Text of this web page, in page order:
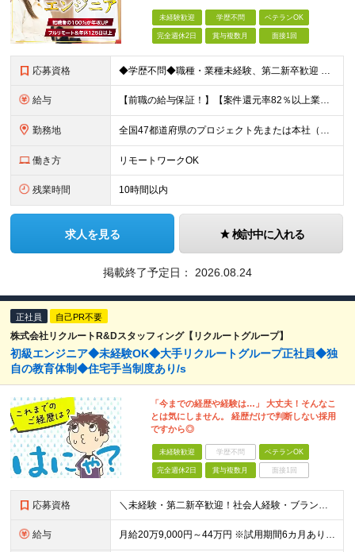
未経験歓迎 学歴不問 ベテランOK
完全週休2日 賞与複数月 面接1回
応募資格 ◆学歴不問◆職種・業種未経験、第二新卒歓迎 【具体的には】 1ヶ月でも実務経験があれば尚◎ ※豊富な経験者は特に給与面で大きな優遇有 ＜経験浅めの方でも歓迎＞ ★以下「◎」いずれかに該当される
給与 【前職の給与保証！】【案件還元率82％以上業界最高水準！】【転職者の100%が収入UPを実現！】 ＼スキルに見合った収入を望む方は、ぜひ！／ 【経験1年未満の方】 月給23万円～35万円 ※月給には
勤務地 全国47都道府県のプロジェクト先または本社（新宿区） ◎勤務地は希望を考慮。転勤はありません。 ◎フルリモート(完全在宅勤務）多数あります。 ◎転職時にお引越しをご検討の際には引越し費用または住宅手
働き方 リモートワークOK
残業時間 10時間以内
求人を見る 検討中に入れる
掲載終了予定日： 2026.08.24
正社員 自己PR不要
株式会社リクルートR&Dスタッフィング【リクルートグループ】
初級エンジニア◆未経験OK◆大手リクルートグループ正社員◆独
自の教育体制◆住宅手当制度あり/s
「今までの経歴や経験は…」 大丈夫！そんなこ
とは気にしません。 経歴だけで判断しない採用
ですから◎
未経験歓迎 学歴不問 ベテランOK
完全週休2日 賞与複数月 面接1回
応募資格 ＼未経験・第二新卒歓迎！社会人経験・ブランクなども不問／ ◇ 高卒以上 ・将来性がありそうだと思ったから ・正社員としてしっかり稼ぎたい ・手に職つけたくて など志望理由は何でもOK！ 仕事は1から
給与 月給20万9,000円～44万円 ※試用期間6カ月あり（期間中の待遇に変更なし） ※経験・能力・前給を考慮の上、決定いたします ※時間外手当100％支給 ※派遣就業先が変更となる場合には、就業規則、